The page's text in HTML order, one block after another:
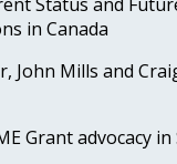
in Canada
John Mills and
Grant advocacy